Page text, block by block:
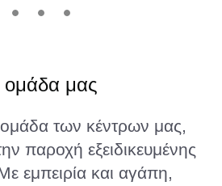
μας
των κέντρων μας,
παροχή εξειδικευμένης
εμπειρία και αγάπη,